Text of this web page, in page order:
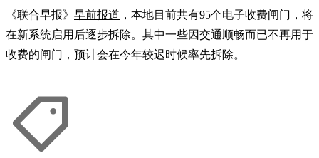
《联合早报》 早前报道 ，本地目前共有95个电子收费闸门，将
在新系统启用后逐步拆除。其中一些因交通顺畅而已不再用于
收费的闸门，预计会在今年较迟时候率先拆除。